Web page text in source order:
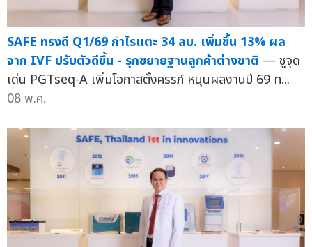
SAFE ทรงดี Q1/69 กำไรแตะ 34 ลบ. เพิ่มขึ้น 13% ผล
จาก IVF ปรับตัวดีขึ้น - รุกขยายฐานลูกค้าต่างชาติ — ชูจุด
เด่น PGTseq-A เพิ่มโอกาสตั้งครรภ์ หนุนผลงานปี 69 ท...
08 พ.ค.